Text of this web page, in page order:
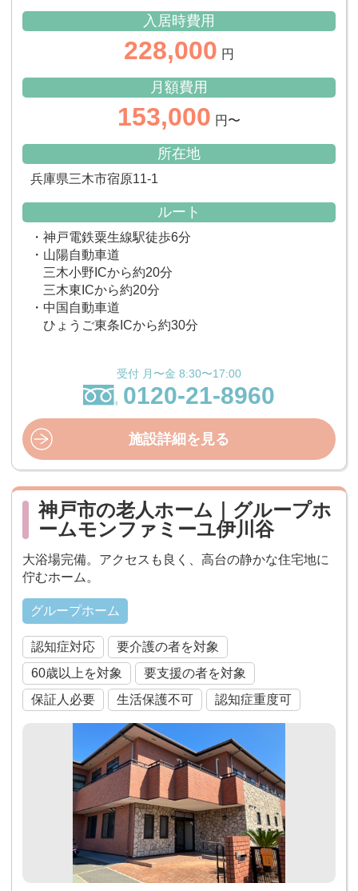
入居時費用
228,000 円
月額費用
153,000 円〜
所在地
兵庫県三木市宿原11-1
ルート
・神戸電鉄粟生線駅徒歩6分
・山陽自動車道
三木小野ICから約20分
三木東ICから約20分
・中国自動車道
ひょうご東条ICから約30分
受付 月〜金 8:30〜17:00
0120-21-8960
施設詳細を見る
神戸市の老人ホーム｜グループホ
ームモンファミーユ伊川谷
大浴場完備。アクセスも良く、高台の静かな住宅地に
佇むホーム。
グループホーム
認知症対応
要介護の者を対象
60歳以上を対象
要支援の者を対象
保証人必要
生活保護不可 認知症重度可